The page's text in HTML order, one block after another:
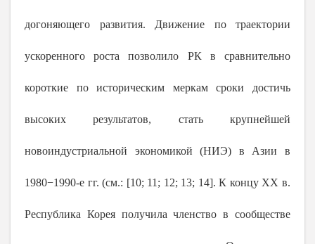
догоняющего развития. Движение по траектории
ускоренного роста позволило РК в сравнительно
короткие по историческим меркам сроки достичь
высоких результатов, стать крупнейшей
новоиндустриальной экономикой (НИЭ) в Азии в
1980−1990-е гг. (см.: [10; 11; 12; 13; 14]. К концу XX в.
Республика Корея получила членство в сообществе